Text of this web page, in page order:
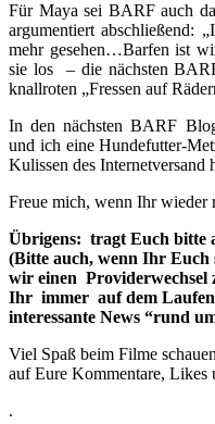
Für Maya sei BARF auch
argumentiert abschließend:
mehr gesehen…Barfen ist
sie los – die nächsten
knallroten „Fressen auf
In den nächsten BARF
und ich eine Hundefutter-
Kulissen des Internetversand
Freue mich, wenn Ihr wieder
Übrigens: tragt Euch bitte
(Bitte auch, wenn Ihr Euch
wir einen Providerwechsel
Ihr immer auf dem
interessante News “rund
Viel Spaß beim Filme
auf Eure Kommentare, Likes
.